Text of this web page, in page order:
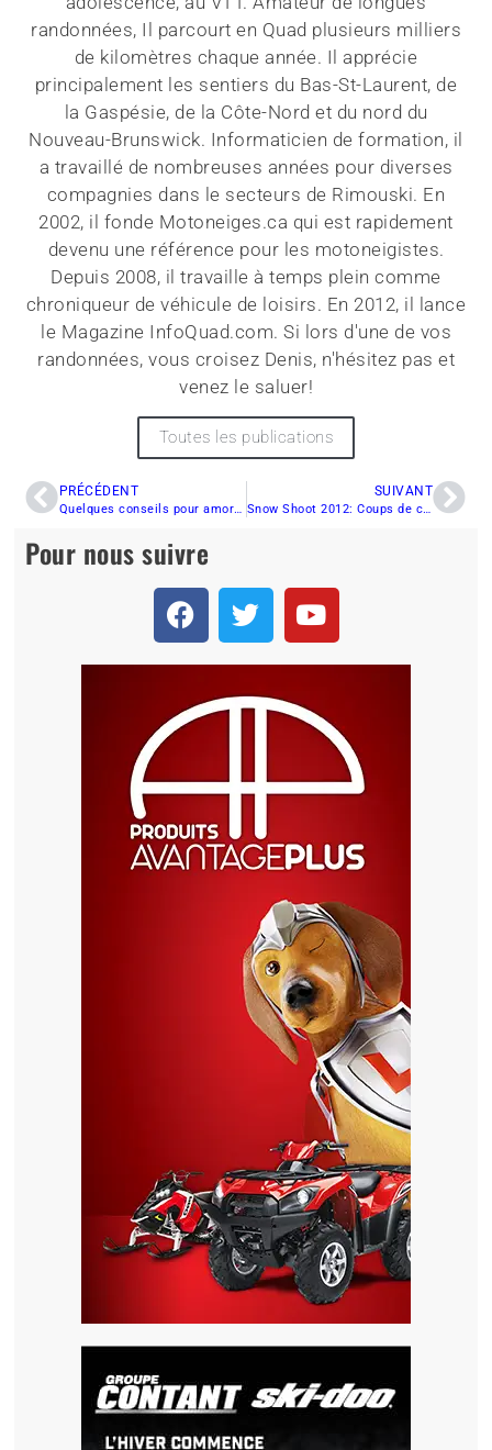
randonnées, Il parcourt en Quad plusieurs milliers
de kilomètres chaque année. Il apprécie
principalement les sentiers du Bas-St-Laurent, de
la Gaspésie, de la Côte-Nord et du nord du
Nouveau-Brunswick. Informaticien de formation, il
a travaillé de nombreuses années pour diverses
compagnies dans le secteurs de Rimouski. En
2002, il fonde Motoneiges.ca qui est rapidement
devenu une référence pour les motoneigistes.
Depuis 2008, il travaille à temps plein comme
chroniqueur de véhicule de loisirs. En 2012, il lance
le Magazine InfoQuad.com. Si lors d'une de vos
randonnées, vous croisez Denis, n'hésitez pas et
venez le saluer!
Toutes les publications
PRÉCÉDENT
Quelques conseils pour amorcer la nouvelle saison de motoneige.
SUIVANT
Snow Shoot 2012: Coups de coeur de Philippe Soucy
Pour nous suivre